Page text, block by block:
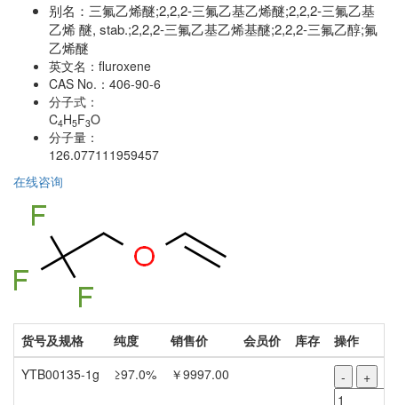
别名： 三氟乙烯醚;2,2,2-三氟乙基乙烯醚;2,2,2-三氟乙基
乙烯 醚, stab.;2,2,2-三氟乙基乙烯基醚;2,2,2-三氟乙醇;氟
乙烯醚
英文名： fluroxene
CAS No.： 406-90-6
分子式：
C4H5F3O
分子量：
126.077111959457
在线咨询
货号及规格 纯度 销售价 会员价 库存
操作
YTB00135-1g
≥97.0% ￥9997.00 - +